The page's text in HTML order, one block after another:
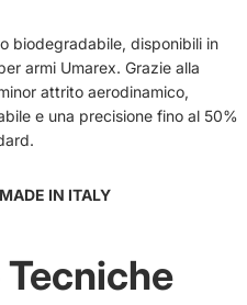
biodegradabile, disponibili in
armi Umarex. Grazie alla
attrito aerodinamico,
e una precisione fino al 50%
IN ITALY